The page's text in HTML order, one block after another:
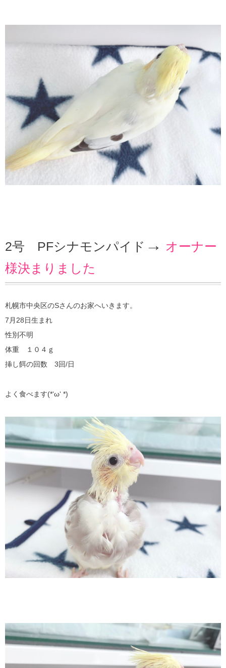
2号 PFシナモンパイド → オーナー
様決まりました
札幌市中央区のSさんのお家へいきます。
7月28日生まれ
性別不明
体重 １０４ｇ
挿し餌の回数 3回/日
よく食べます(*‘ω‘ *)